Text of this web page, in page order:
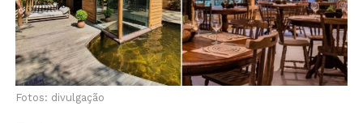
Fotos: divulgação